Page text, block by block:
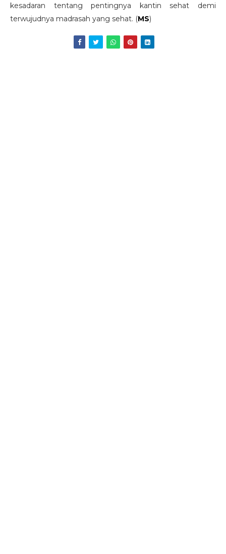
kesadaran tentang pentingnya kantin sehat demi
terwujudnya madrasah yang sehat. (MS)